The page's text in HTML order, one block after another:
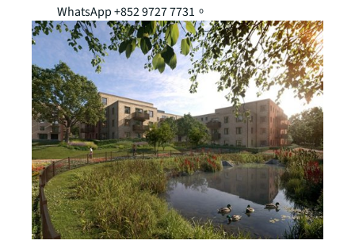
WhatsApp +852 9727 7731。